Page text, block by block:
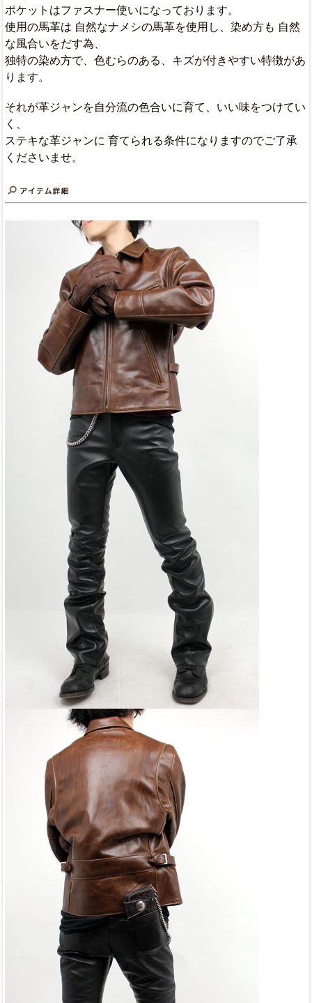
ポケットはファスナー使いになっております。
使用の馬革は 自然なナメシの馬革を使用し、染め方も 自然
な風合いをだす為、
独特の染め方で、色むらのある、キズが付きやすい特徴があ
ります。
それが革ジャンを自分流の色合いに育て、いい味をつけてい
く、
ステキな革ジャンに 育てられる条件になりますのでご了承
くださいませ。